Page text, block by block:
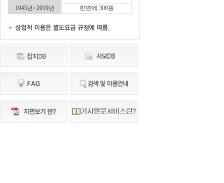
1945년~2019년 한면에 300원